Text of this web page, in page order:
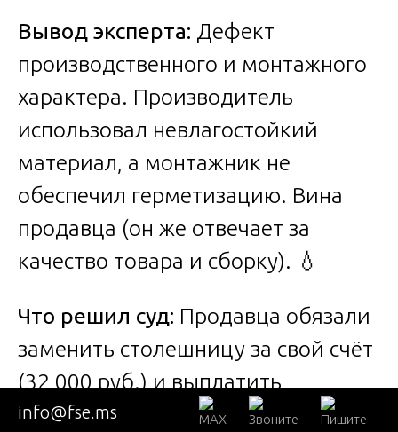
Вывод эксперта: Дефект
производственного и монтажного
характера. Производитель
использовал невлагостойкий
материал, а монтажник не
обеспечил герметизацию. Вина
продавца (он же отвечает за
качество товара и сборку). 💧
Что решил суд: Продавца обязали
заменить столешницу за свой счёт
(32 000 руб.) и выплатить
компенсацию морального вреда
info@fse.ms